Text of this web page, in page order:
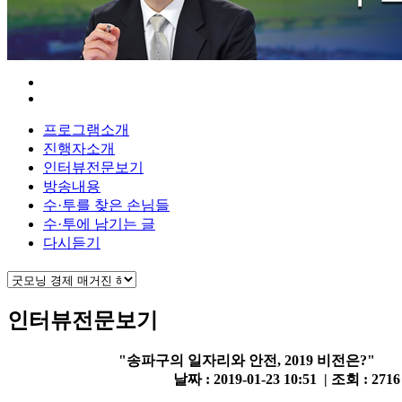
프로그램소개
진행자소개
인터뷰전문보기
방송내용
수·투를 찾은 손님들
수·투에 남기는 글
다시듣기
인터뷰전문보기
"송파구의 일자리와 안전, 2019 비전은?"
날짜 : 2019-01-23 10:51 | 조회 :